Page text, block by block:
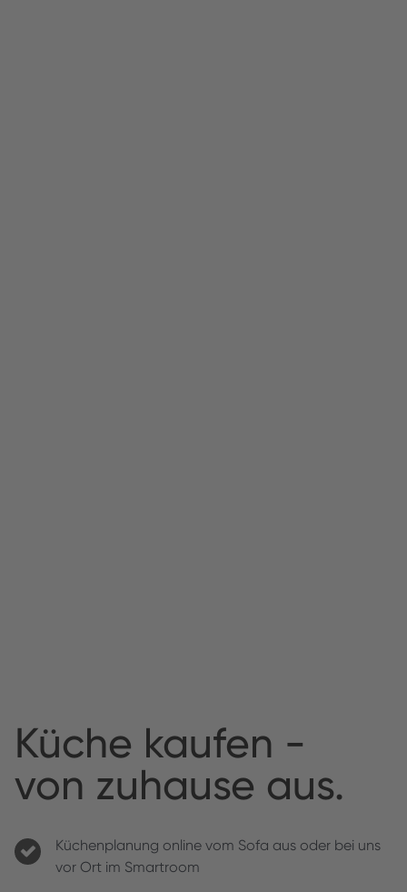
Küche kaufen -
von zuhause aus.
Küchenplanung online vom Sofa aus oder bei uns
vor Ort im Smartroom